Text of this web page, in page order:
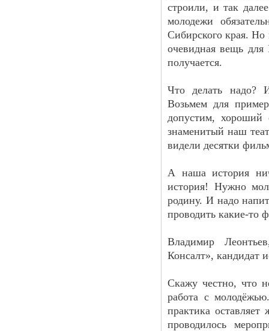
строили, и так
молодежи
Сибирского края. Но
очевидная вещь для
получается.
Что делать надо?
Возьмем для
допустим, хороший
знаменитый наш
видели десятки
А наша история
история! Нужно
родину. И надо
проводить какие-то
Владимир
Консалт», кандидат
Скажу честно, что
работа с
практика
проводилось